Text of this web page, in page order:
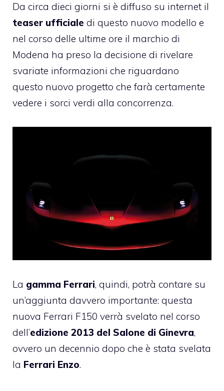
Da circa dieci giorni si è diffuso su internet il
teaser ufficiale di questo nuovo modello e
nel corso delle ultime ore il marchio di
Modena ha preso la decisione di rivelare
svariate informazioni che riguardano
questo nuovo progetto che farà certamente
vedere i sorci verdi alla concorrenza.
La gamma Ferrari, quindi, potrà contare su
un’aggiunta davvero importante: questa
nuova Ferrari F150 verrà svelato nel corso
dell’edizione 2013 del Salone di Ginevra,
ovvero un decennio dopo che è stata svelata
la Ferrari Enzo.